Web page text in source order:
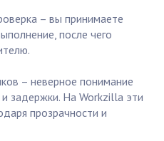
– вы принимаете
после чего
– неверное понимание
задержки. На Workzilla эти
прозрачности и